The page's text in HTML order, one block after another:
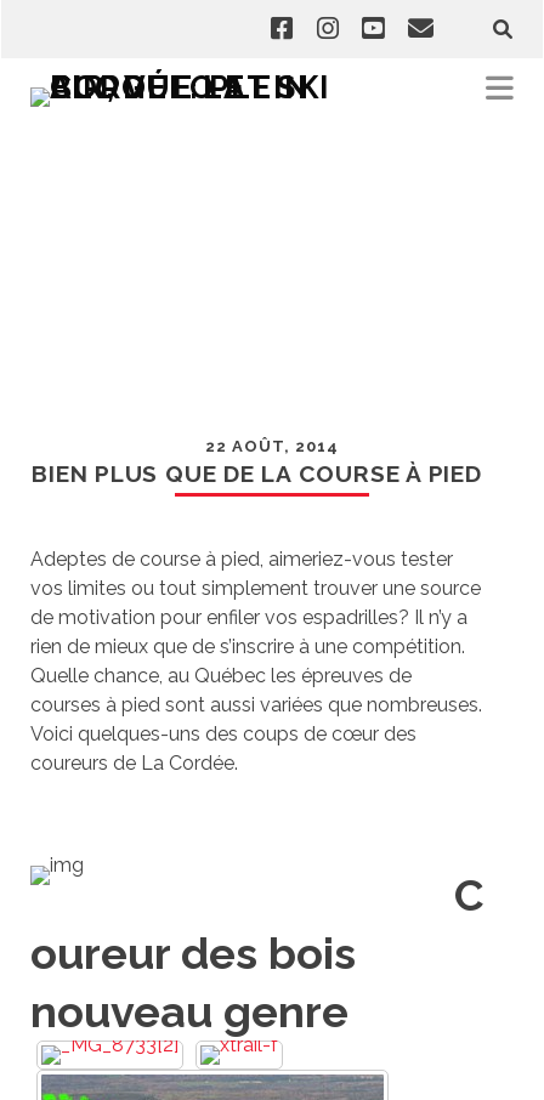
22 AOÛT, 2014
BIEN PLUS QUE DE LA COURSE À PIED
Adeptes de course à pied, aimeriez-vous tester
vos limites ou tout simplement trouver une source
de motivation pour enfiler vos espadrilles? Il n’y a
rien de mieux que de s’inscrire à une compétition.
Quelle chance, au Québec les épreuves de
courses à pied sont aussi variées que nombreuses.
Voici quelques-uns des coups de cœur des
coureurs de La Cordée.
C
oureur des bois
nouveau genre